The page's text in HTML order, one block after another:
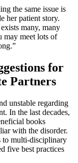
the same issue is
her patient story.
many, many
may meet lots of
for
Partners
unstable regarding
In the last decades,
books
with the disorder.
to multi-disciplinary
five best practices